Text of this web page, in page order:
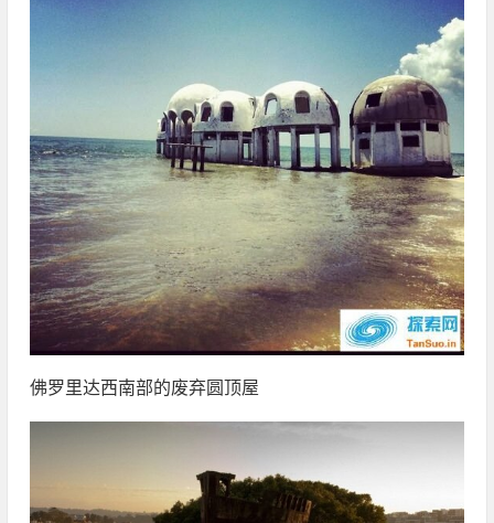
佛罗里达西南部的废弃圆顶屋